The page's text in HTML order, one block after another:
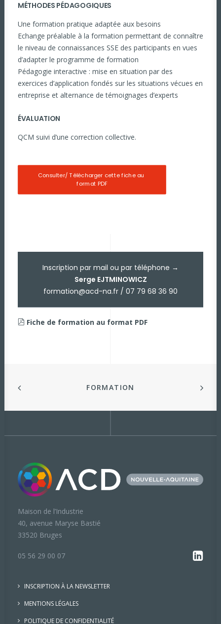
MÉTHODES PÉDAGOGIQUES
Une formation pratique adaptée aux besoins
Echange préalable à la formation permettant de connaître
le niveau de connaissances SSE des participants en vues
d’adapter le programme de formation
Pédagogie interactive : mise en situation par des
exercices d’application fondés sur les situations vécues en
entreprise et alternance de témoignages d’experts
ÉVALUATION
QCM suivi d’une correction collective.
Consulter/ Télécharger cette fiche au
format PDF
Inscription par mail ou par téléphone →
Serge EJTMINOWICZ
formation@acd-na.fr / 07 79 68 36 90
Fiche de formation au format PDF
FORMATION
Maison de l’Industrie
40, avenue Maryse Bastié
33520 Bruges
05 56 29 00 07
INSCRIPTION À LA NEWSLETTER
MENTIONS LÉGALES
POLITIQUE DE CONFIDENTIALITÉ